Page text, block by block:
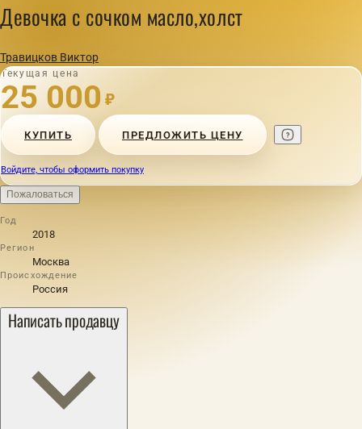
Девочка с сочком масло,холст
Травицков Виктор
Текущая цена
25 000 ₽
КУПИТЬ ПРЕДЛОЖИТЬ ЦЕНУ
Войдите, чтобы оформить покупку
Пожаловаться
Год
2018
Регион
Москва
Происхождение
Россия
Написать продавцу